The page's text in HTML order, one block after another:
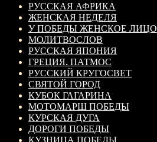
РУССКАЯ АФРИКА
ЖЕНСКАЯ НЕДЕЛЯ
У ПОБЕДЫ ЖЕНСКОЕ ЛИЦО
МОЛИТВОСЛОВ
РУССКАЯ ЯПОНИЯ
ГРЕЦИЯ. ПАТМОС
РУССКИЙ КРУГОСВЕТ
СВЯТОЙ ГОРОД
КУБОК ГАГАРИНА
МОТОМАРШ ПОБЕДЫ
КУРСКАЯ ДУГА
ДОРОГИ ПОБЕДЫ
КУЗНИЦА ПОБЕДЫ